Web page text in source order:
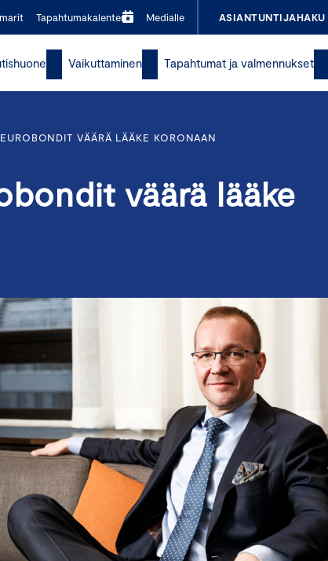
Tapahtumakalenteri Medialle ASIANTUNTIJAHAKU
Vaikuttaminen Tapahtumat ja valmennukset
VÄÄRÄ LÄÄKE KORONAAN
väärä lääke